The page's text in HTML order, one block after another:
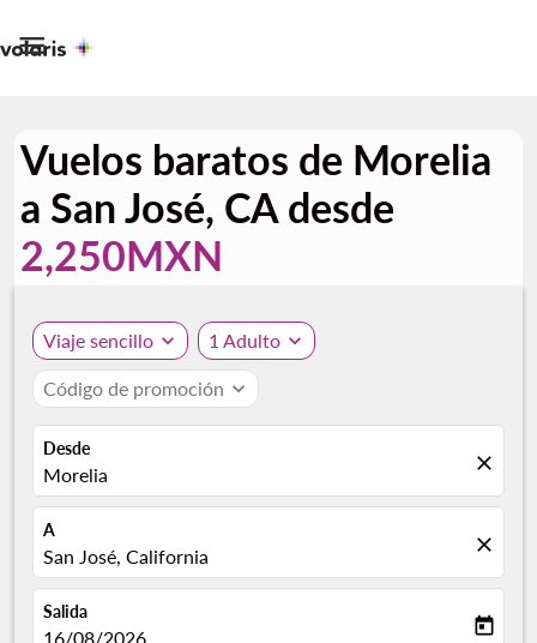

Vuelos baratos de Morelia
a San José, CA desde
2,250MXN
Viaje sencillo expand_more 1 Adulto expand_more
Código de promoción expand_more
Desde
Morelia close
A
San José, California close
Salida
fc-booking-departure-date-aria-label
16/08/2026 today